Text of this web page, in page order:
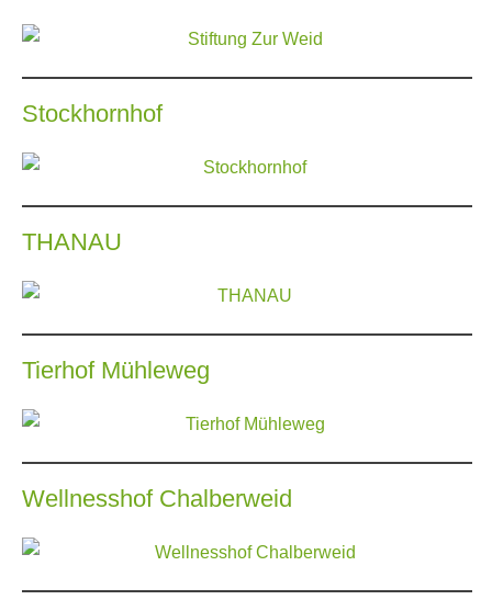
Stockhornhof
THANAU
Tierhof Mühleweg
Wellnesshof Chalberweid